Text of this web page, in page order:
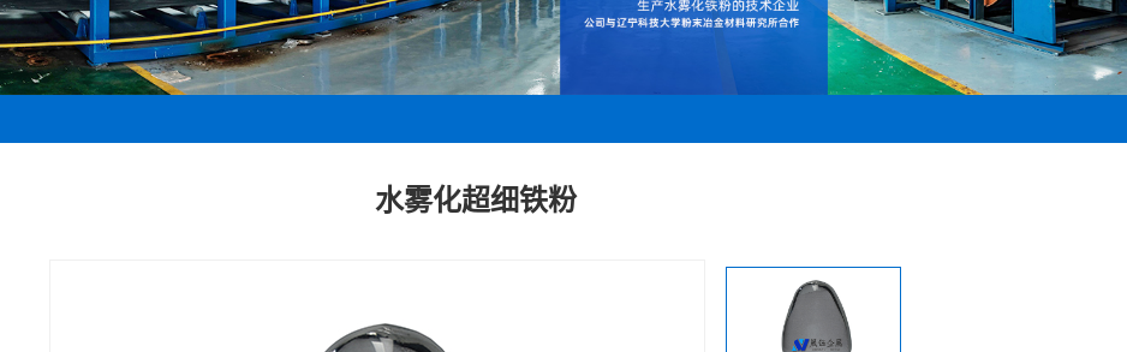
水雾化超细铁粉